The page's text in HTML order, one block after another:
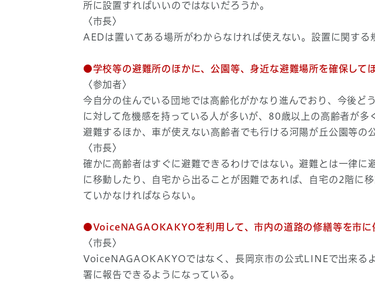
所に設置すればいいのではないだろうか。
〈市長〉
AEDは置いてある場所がわからなければ使えない。設置に関す
●学校等の避難所のほかに、公園等、身近な避難場所を確保してほ
〈参加者〉
今自分の住んでいる団地では高齢化がかなり進んでおり、今後ど
に対して危機感を持っている人が多いが、80歳以上の高齢者が
避難するほか、車が使えない高齢者でも行ける河陽が丘公園等の
〈市長〉
確かに高齢者はすぐに避難できるわけではない。避難とは一律
に移動したり、自宅から出ることが困難であれば、自宅の2階に
ていかなければならない。
●VoiceNAGAOKAKYOを利用して、市内の道路の修繕等を市に
〈市長〉
VoiceNAGAOKAKYOではなく、長岡京市の公式LINEで出来る
署に報告できるようになっている。